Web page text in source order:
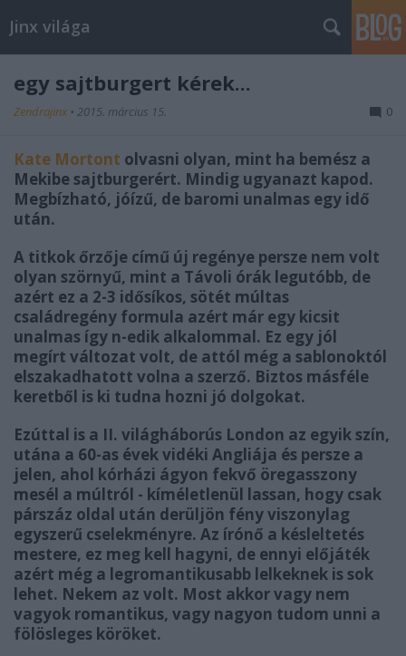
Jinx világa
egy sajtburgert kérek...
Zendrajinx • 2015. március 15. 0
Kate Mortont olvasni olyan, mint ha bemész a
Mekibe sajtburgerért. Mindig ugyanazt kapod.
Megbízható, jóízű, de baromi unalmas egy idő
után.
A titkok őrzője című új regénye persze nem volt
olyan szörnyű, mint a Távoli órák legutóbb, de
azért ez a 2-3 idősíkos, sötét múltas
családregény formula azért már egy kicsit
unalmas így n-edik alkalommal. Ez egy jól
megírt változat volt, de attól még a sablonoktól
elszakadhatott volna a szerző. Biztos másféle
keretből is ki tudna hozni jó dolgokat.
Ezúttal is a II. világháborús London az egyik szín,
utána a 60-as évek vidéki Angliája és persze a
jelen, ahol kórházi ágyon fekvő öregasszony
mesél a múltról - kíméletlenül lassan, hogy csak
párszáz oldal után derüljön fény viszonylag
egyszerű cselekményre. Az írónő a késleltetés
mestere, ez meg kell hagyni, de ennyi előjáték
azért még a legromantikusabb lelkeknek is sok
lehet. Nekem az volt. Most akkor vagy nem
vagyok romantikus, vagy nagyon tudom unni a
fölösleges köröket.